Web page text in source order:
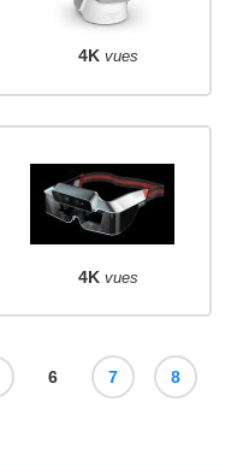
4K vues
4K vues
6 7 8